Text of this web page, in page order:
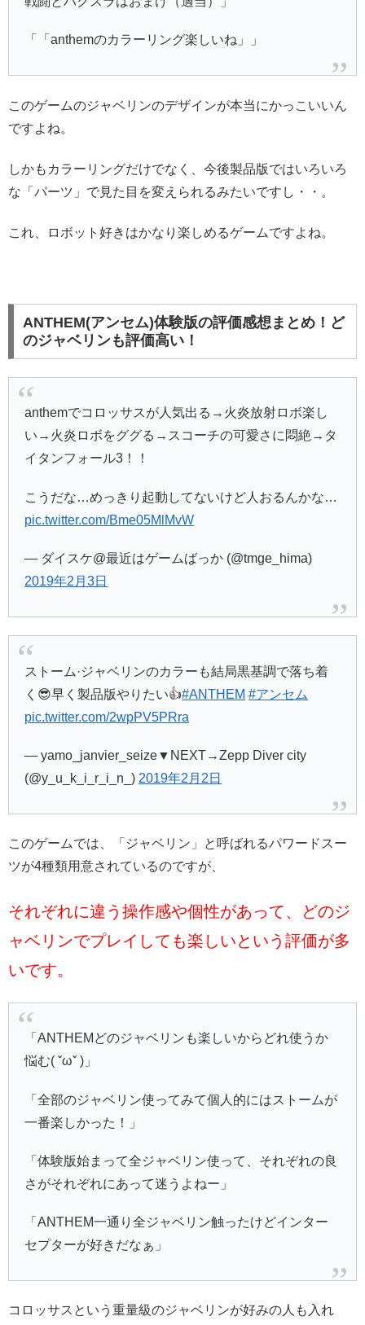
「「anthemのカラーリング楽しいね」」
このゲームのジャベリンのデザインが本当にかっこいいん
ですよね。
しかもカラーリングだけでなく、今後製品版ではいろいろ
な「パーツ」で見た目を変えられるみたいですし・・。
これ、ロボット好きはかなり楽しめるゲームですよね。
ANTHEM(アンセム)体験版の評価感想まとめ！ど
のジャベリンも評価高い！
anthemでコロッサスが人気出る→火炎放射ロボ楽し
い→火炎ロボをググる→スコーチの可愛さに悶絶→タ
イタンフォール3！！
こうだな…めっきり起動してないけど人おるんかな…
pic.twitter.com/Bme05MlMvW
— ダイスケ@最近はゲームばっか (@tmge_hima)
2019年2月3日
ストーム·ジャベリンのカラーも結局黒基調で落ち着
く😎早く製品版やりたい👍#ANTHEM #アンセム
pic.twitter.com/2wpPV5PRra
— yamo_janvier_seize▼NEXT→Zepp Diver city
(@y_u_k_i_r_i_n_) 2019年2月2日
このゲームでは、「ジャベリン」と呼ばれるパワードスー
ツが4種類用意されているのですが、
それぞれに違う操作感や個性があって、どのジ
ャベリンでプレイしても楽しいという評価が多
いです。
「ANTHEMどのジャベリンも楽しいからどれ使うか
悩む( ˇωˇ )」
「全部のジャベリン使ってみて個人的にはストームが
一番楽しかった！」
「体験版始まって全ジャベリン使って、それぞれの良
さがそれぞれにあって迷うよねー」
「ANTHEM一通り全ジャベリン触ったけどインター
セプターが好きだなぁ」
コロッサスという重量級のジャベリンが好みの人も入れ